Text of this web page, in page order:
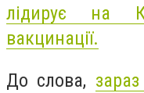
лідирує на
вакцинації.
До слова,